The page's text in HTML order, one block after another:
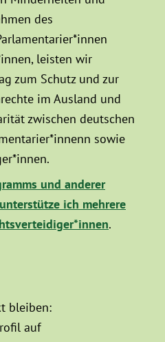
des
leisten wir
zum Schutz und zur
im Ausland und
zwischen deutschen
sowie
und anderer
ich mehrere
.
bleiben:
auf